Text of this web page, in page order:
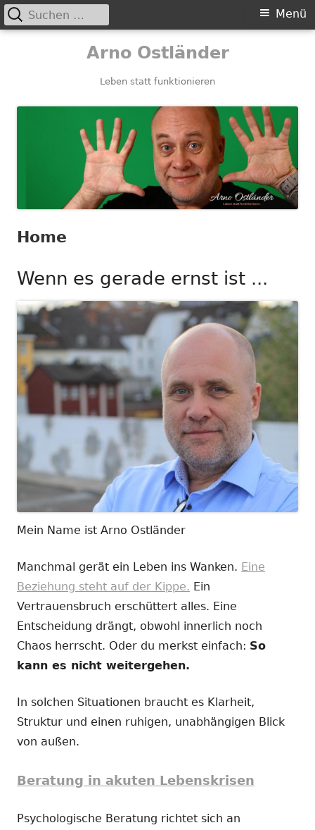
Arno Ostländer
Leben statt funktionieren
Primäres
Menü
Suchen
nach:
Home
Wenn es gerade ernst ist ...
Mein Name ist Arno Ostländer
Manchmal gerät ein Leben ins Wanken. Eine
Beziehung steht auf der Kippe. Ein
Vertrauensbruch erschüttert alles. Eine
Entscheidung drängt, obwohl innerlich noch
Chaos herrscht. Oder du merkst einfach: So
kann es nicht weitergehen.
In solchen Situationen braucht es Klarheit,
Struktur und einen ruhigen, unabhängigen Blick
von außen.
Beratung in akuten Lebenskrisen
Psychologische Beratung richtet sich an